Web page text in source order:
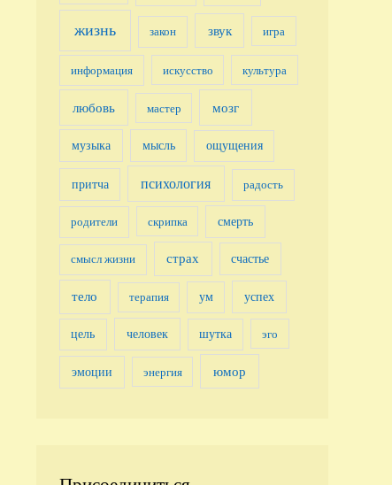
жизнь закон звук игра
информация искусство культура
любовь мастер мозг
музыка мысль ощущения
притча психология радость
родители скрипка смерть
смысл жизни страх счастье
тело терапия ум успех
цель человек шутка эго
эмоции энергия юмор